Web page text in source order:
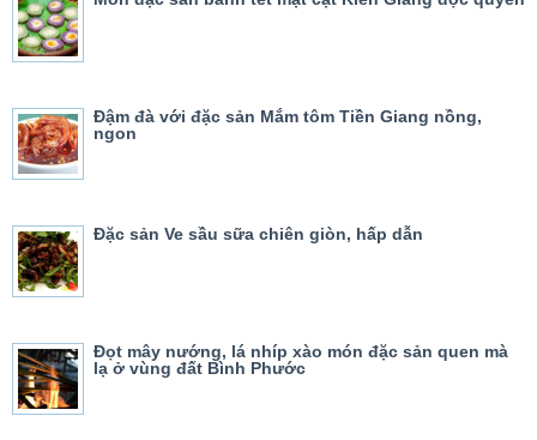
Đậm đà với đặc sản Mắm tôm Tiền Giang nồng,
ngon
Đặc sản Ve sầu sữa chiên giòn, hấp dẫn
Đọt mây nướng, lá nhíp xào món đặc sản quen mà
lạ ở vùng đất Bình Phước